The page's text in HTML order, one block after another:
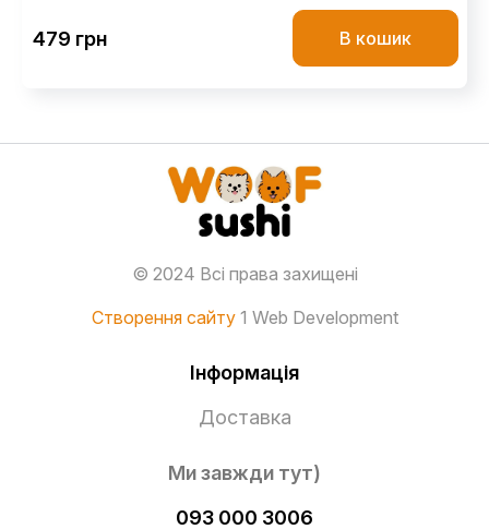
479 грн В кошик
© 2024 Всі права захищені
Створення сайту1 Web Development
Інформація
Доставка
Ми завжди тут)
093 000 3006